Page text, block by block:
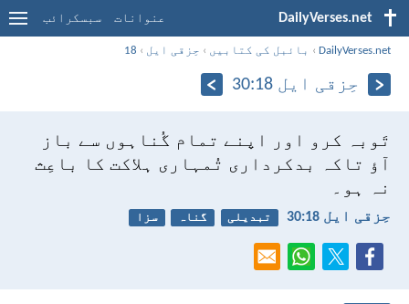
DailyVerses.net عنوانات سبسکرائب
DailyVerses.net
› بائبل کی کتابیں › حِزقی ایل ›
18
حِزقی ایل 18:‏30
تَوبہ کرو اور اپنے تمام گُناہوں سے باز
آؤ تاکہ بدکرداری تُمہاری ہلاکت کا باعِث
نہ ہو۔
حِزقی ایل 18:‏30 تبدیلی گناہ سزا